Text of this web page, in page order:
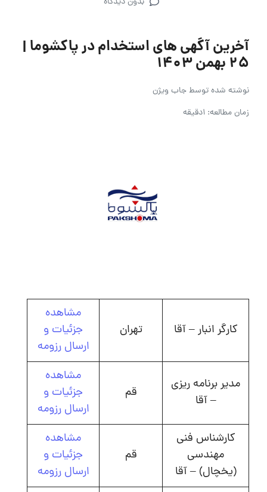
آخرین آگهی های استخدام در پاکشوما |
۲۵ بهمن ۱۴۰۳
نوشته شده توسطجاب ویژن
زمان مطالعه: 1دقیقه
کارگر انبار – آقا تهران
مشاهده
جزئیات و
ارسال رزومه
مدیر برنامه ریزی
– آقا
قم
مشاهده
جزئیات و
ارسال رزومه
کارشناس فنی
مهندسی
(یخچال) – آقا
قم
مشاهده
جزئیات و
ارسال رزومه